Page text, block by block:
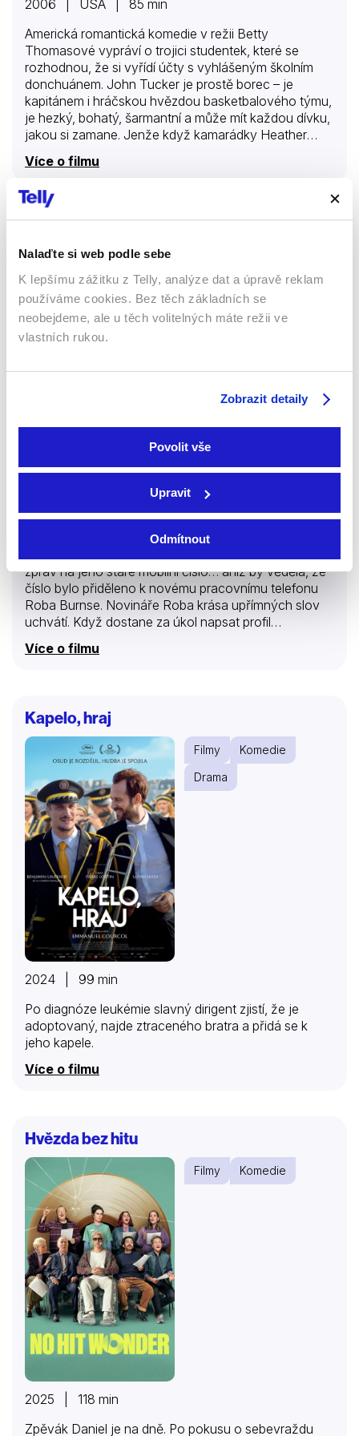
Nalaďte si web podle sebe
K lepšímu zážitku z Telly, analýze dat a úpravě reklam
používáme cookies. Bez těch základních se
neobejdeme, ale u těch volitelných máte režii ve
vlastních rukou.
Zobrazit detaily
Povolit vše
Upravit
Odmítnout
2006 | USA | 85 min
Americká romantická komedie v režii Betty
Thomasové vypráví o trojici studentek, které se
rozhodnou, že si vyřídí účty s vyhlášeným školním
donchuánem. John Tucker je prostě borec – je
kapitánem i hráčskou hvězdou basketbalového týmu,
je hezký, bohatý, šarmantní a může mít každou dívku,
jakou si zamane. Jenže když kamarádky Heather
Kebbelová) zjistí, že si John dal se všemi třemi
Více o filmu
Romantický
2023 | USA | 104 min
Co kdyby náhodná textová zpráva vedla k lásce
vašeho života? Mira Rayová se vyrovnává se ztrátou
zpráv na jeho staré mobilní číslo… aniž by věděla, že
číslo bylo přiděleno k novému pracovnímu telefonu
Roba Burnse. Novináře Roba krása upřímných slov
uchvátí. Když dostane za úkol napsat profil
megahvězdy Celine Dion, požádá ji o pomoc při
vymýšlení způsobu, jak se s Mirou osobně setkat… a
Více o filmu
Kapelo, hraj
Filmy
Komedie
Drama
2024 | 99 min
Po diagnóze leukémie slavný dirigent zjistí, že je
adoptovaný, najde ztraceného bratra a přidá se k
jeho kapele.
Více o filmu
Hvězda bez hitu
Filmy Komedie
2025 | 118 min
Zpěvák Daniel je na dně. Po pokusu o sebevraždu